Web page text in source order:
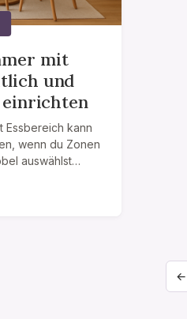
mit
und
Essbereich kann
wenn du Zonen
auswählst…
←